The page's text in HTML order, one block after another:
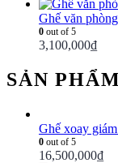
Ghế văn
0 out of 5
3,100,000₫
SẢN
Ghế xoay
0 out of 5
16,500,000₫